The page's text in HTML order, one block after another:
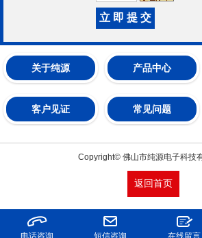
关于纯源 产品中心
客户见证 常见问题
Copyright© 佛山市纯源电子科技
返回首页
电话咨询 短信咨询 在线留言